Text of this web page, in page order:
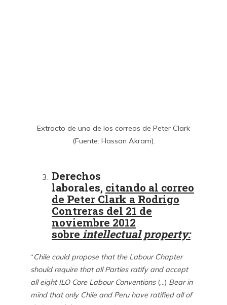
Extracto de uno de los correos de Peter Clark
(Fuente: Hassan Akram).
Derechos
laborales, citando al correo
de Peter Clark a Rodrigo
Contreras del 21 de
noviembre 2012
sobre intellectual property:
“Chile could propose that the Labour Chapter
should require that all Parties ratify and accept
all eight ILO Core Labour Conventions (…) Bear in
mind that only Chile and Peru have ratified all of